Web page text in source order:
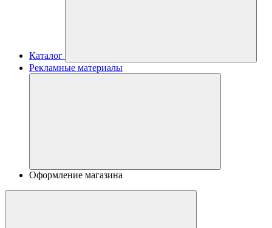
Каталог
Рекламные материалы
Оформление магазина